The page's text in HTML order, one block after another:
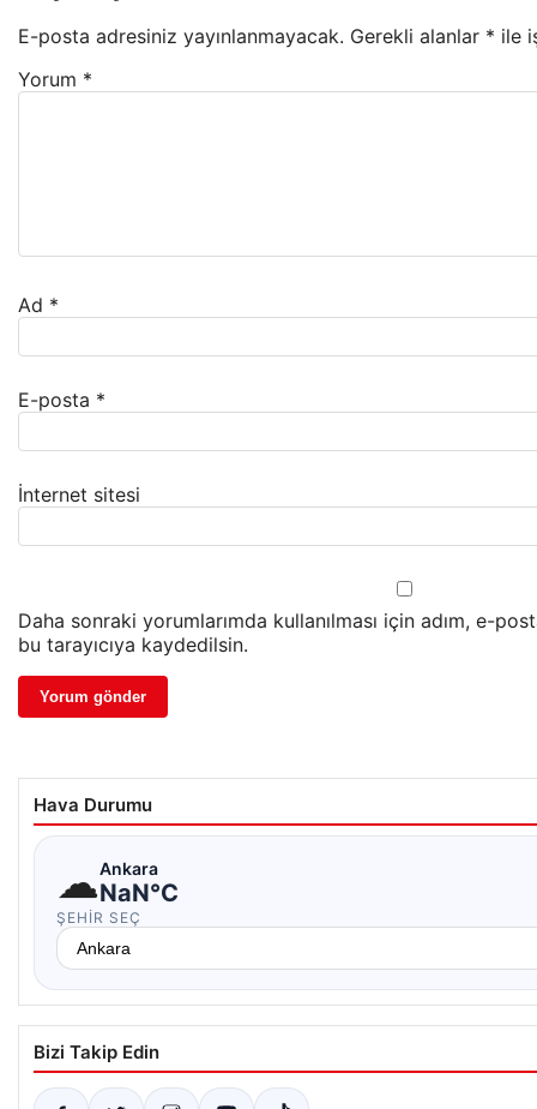
E-posta adresiniz yayınlanmayacak. Gerekli alanlar * ile
Yorum *
Ad *
E-posta *
İnternet sitesi
Daha sonraki yorumlarımda kullanılması için adım, e-
bu tarayıcıya kaydedilsin.
Hava Durumu
☁Ankara
NaN°C
ŞEHIR SEÇ
Bizi Takip Edin